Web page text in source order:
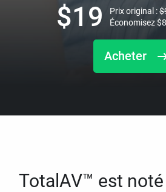
Acheter
$19 Prix original :$
Économisez$
TotalAV™ est